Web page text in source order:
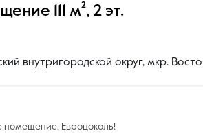
111 м², 2 эт.
внутригородской округ, мкр.
помещение. Евроцоколь!